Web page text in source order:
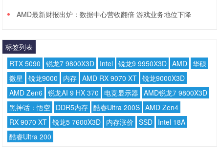
AMD最新财报出炉：数据中心营收翻倍 游戏业务地位下降
标签列表
RTX 5090
锐龙7 9800X3D Intel 锐龙9 9950X3D AMD 华硕
微星
锐龙9000 内存 AMD RX 9070 XT 锐龙9000X3D
AMD Zen6
锐龙AI 9 HX 370 电竞显示器
AMD锐龙7 9800X3D
黑神话：悟空 DDR5内存 酷睿Ultra 200S AMD Zen4
RX 9070 XT 锐龙5 7600X3D 内存涨价 SSD Intel 18A
酷睿Ultra 200